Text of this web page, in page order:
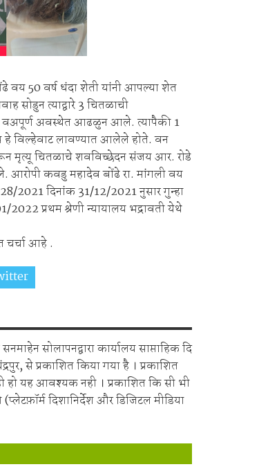
वय 50 वर्ष धंदा शेती यांनी आपल्या शेत
सोडुन त्याद्वारे 3 चितळाची
वअपूर्ण अवस्थेत आढळुन आले. त्यापैकी 1
हे विल्हेवाट लावण्यात आलेले होते. वन
मृत्यू चितळाचे शवविच्छेदन संजय आर. रोडे
आरोपी कवडु महादेव बोंढे रा. मांगली वय
2021 दिनांक 31/12/2021 नुसार गुन्हा
प्रथम श्रेणी न्यायालय भद्रावती येथे
चर्चा आहे .
सोलापनद्वारा कार्यालय साप्ताहिक दि
से प्रकाशित किया गया है । प्रकाशित
हो यह आवश्यक नही । प्रकाशित कि सी भी
दिशानिर्देश और डिजिटल मीडिया